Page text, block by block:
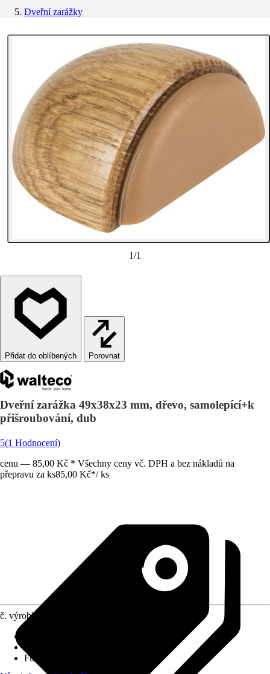
Dveřní zarážky
1/1
Porovnat
Dveřní zarážka 49x38x23 mm, dřevo, samolepící+k
přišroubování, dub
5(1 Hodnocení)
cenu — 85,00 Kč * Všechny ceny vč. DPH a bez nákladů na
přepravu za ks85,00 Kč*/ ks
č. výrobku
Funkce